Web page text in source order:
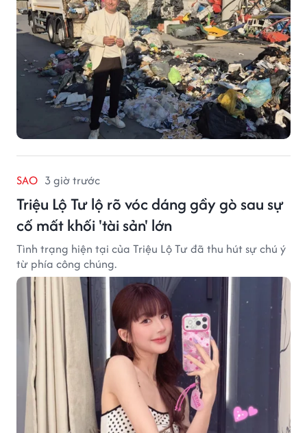
SAO 3 giờ trước
Triệu Lộ Tư lộ rõ vóc dáng gầy gò sau sự
cố mất khối 'tài sản' lớn
Tình trạng hiện tại của Triệu Lộ Tư đã thu hút sự chú ý
từ phía công chúng.